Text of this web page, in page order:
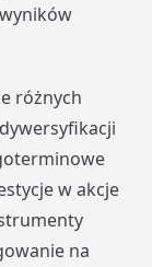
różnych
w akcje
na